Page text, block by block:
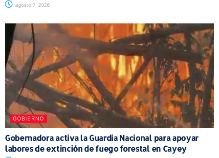
agosto 7, 2026
GOBIERNO
Gobernadora activa la Guardia Nacional para apoyar
labores de extinción de fuego forestal en Cayey